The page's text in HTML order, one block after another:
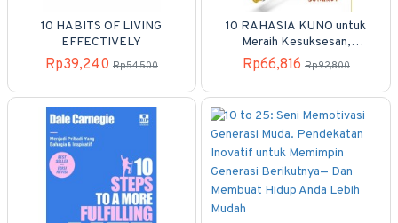
10 HABITS OF LIVING
EFFECTIVELY
Rp39,240 Rp54,500
10 RAHASIA KUNO untuk
Meraih Kesuksesan,
Kekayaan, dan Kebahagiaan
Rp66,816 Rp92,800